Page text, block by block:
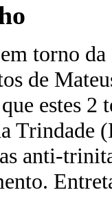
torno
de
estes 2
Trindade
anti-